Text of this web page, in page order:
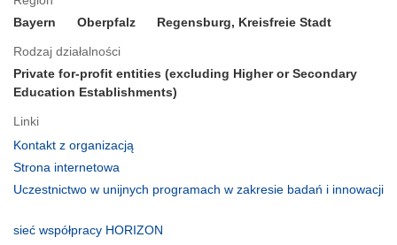
Bayern
Oberpfalz Regensburg, Kreisfreie Stadt
Rodzaj działalności
Private for-profit entities (excluding Higher or Secondary
Education Establishments)
Linki
Kontakt z organizacją
oknie)
Strona internetowa
otworzy
Uczestnictwo w unijnych programach w zakresie badań i innowacji
otworzy
sieć współpracy HORIZON